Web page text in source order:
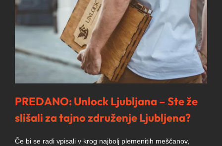
PREDANO: Unlock Ljubljana – Ste že
slišali za tajno združenje Ljubljena?
Če bi se radi vpisali v krog najbolj plemenitih meščanov,